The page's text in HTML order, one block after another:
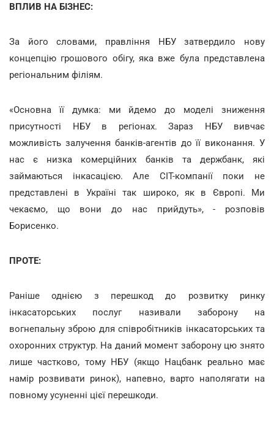
ВПЛИВ НА БІЗНЕС:
За його словами, правління НБУ затвердило нову
концепцію грошового обігу, яка вже була представлена
регіональним філіям.
«Основна її думка: ми йдемо до моделі зниження
присутності НБУ в регіонах. Зараз НБУ вивчає
можливість залучення банків-агентів до її виконання. У
нас є низка комерційних банків та держбанк, які
займаються інкасацією. Але CIT-компанії поки не
представлені в Україні так широко, як в Європі. Ми
чекаємо, що вони до нас прийдуть», - розповів
Борисенко.
ПРОТЕ:
Раніше однією з перешкод до розвитку ринку
інкасаторських послуг називали заборону на
вогнепальну зброю для співробітників інкасаторських та
охоронних структур. На даний момент заборону цю знято
лише частково, тому НБУ (якщо Нацбанк реально має
намір розвивати ринок), напевно, варто наполягати на
повному усуненні цієї перешкоди.